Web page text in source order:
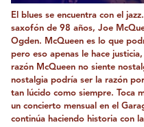
El blues se encuentra con el
saxofón de 98 años, Joe
Ogden. McQueen es lo que
pero eso apenas le hace
razón McQueen no siente
nostalgia podría ser la razón
tan lúcido como siempre. Toca
un concierto mensual en el
continúa haciendo historia con